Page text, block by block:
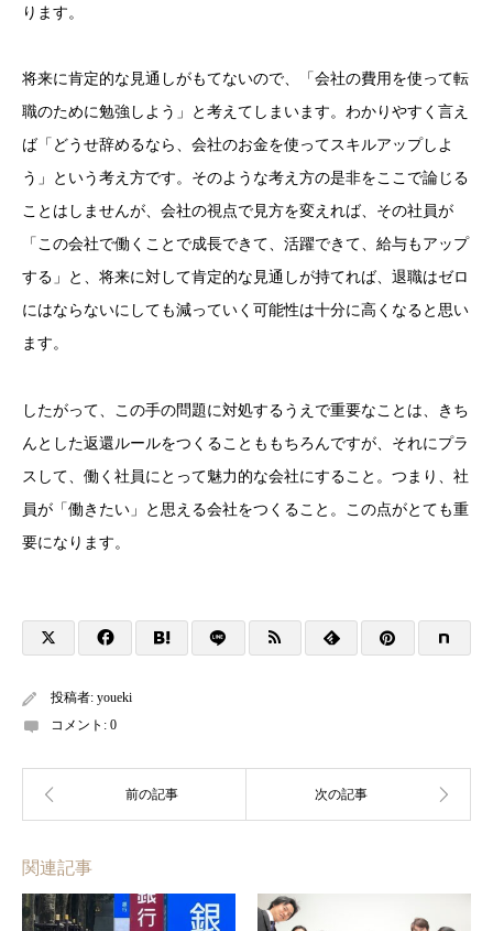
ります。
将来に肯定的な見通しがもてないので、「会社の費用を使って転
職のために勉強しよう」と考えてしまいます。わかりやすく言え
ば「どうせ辞めるなら、会社のお金を使ってスキルアップしよ
う」という考え方です。そのような考え方の是非をここで論じる
ことはしませんが、会社の視点で見方を変えれば、その社員が
「この会社で働くことで成長できて、活躍できて、給与もアップ
する」と、将来に対して肯定的な見通しが持てれば、退職はゼロ
にはならないにしても減っていく可能性は十分に高くなると思い
ます。
したがって、この手の問題に対処するうえで重要なことは、きち
んとした返還ルールをつくることももちろんですが、それにプラ
スして、働く社員にとって魅力的な会社にすること。つまり、社
員が「働きたい」と思える会社をつくること。この点がとても重
要になります。
投稿者: youeki
コメント: 0
関連記事